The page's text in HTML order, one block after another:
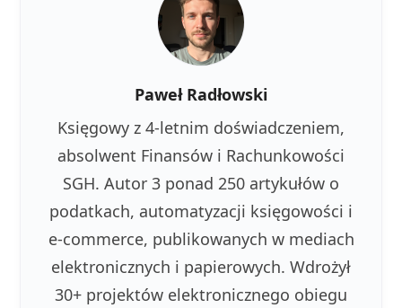
Paweł Radłowski
Księgowy z 4-letnim doświadczeniem,
absolwent Finansów i Rachunkowości
SGH. Autor 3 ponad 250 artykułów o
podatkach, automatyzacji księgowości i
e-commerce, publikowanych w mediach
elektronicznych i papierowych. Wdrożył
30+ projektów elektronicznego obiegu